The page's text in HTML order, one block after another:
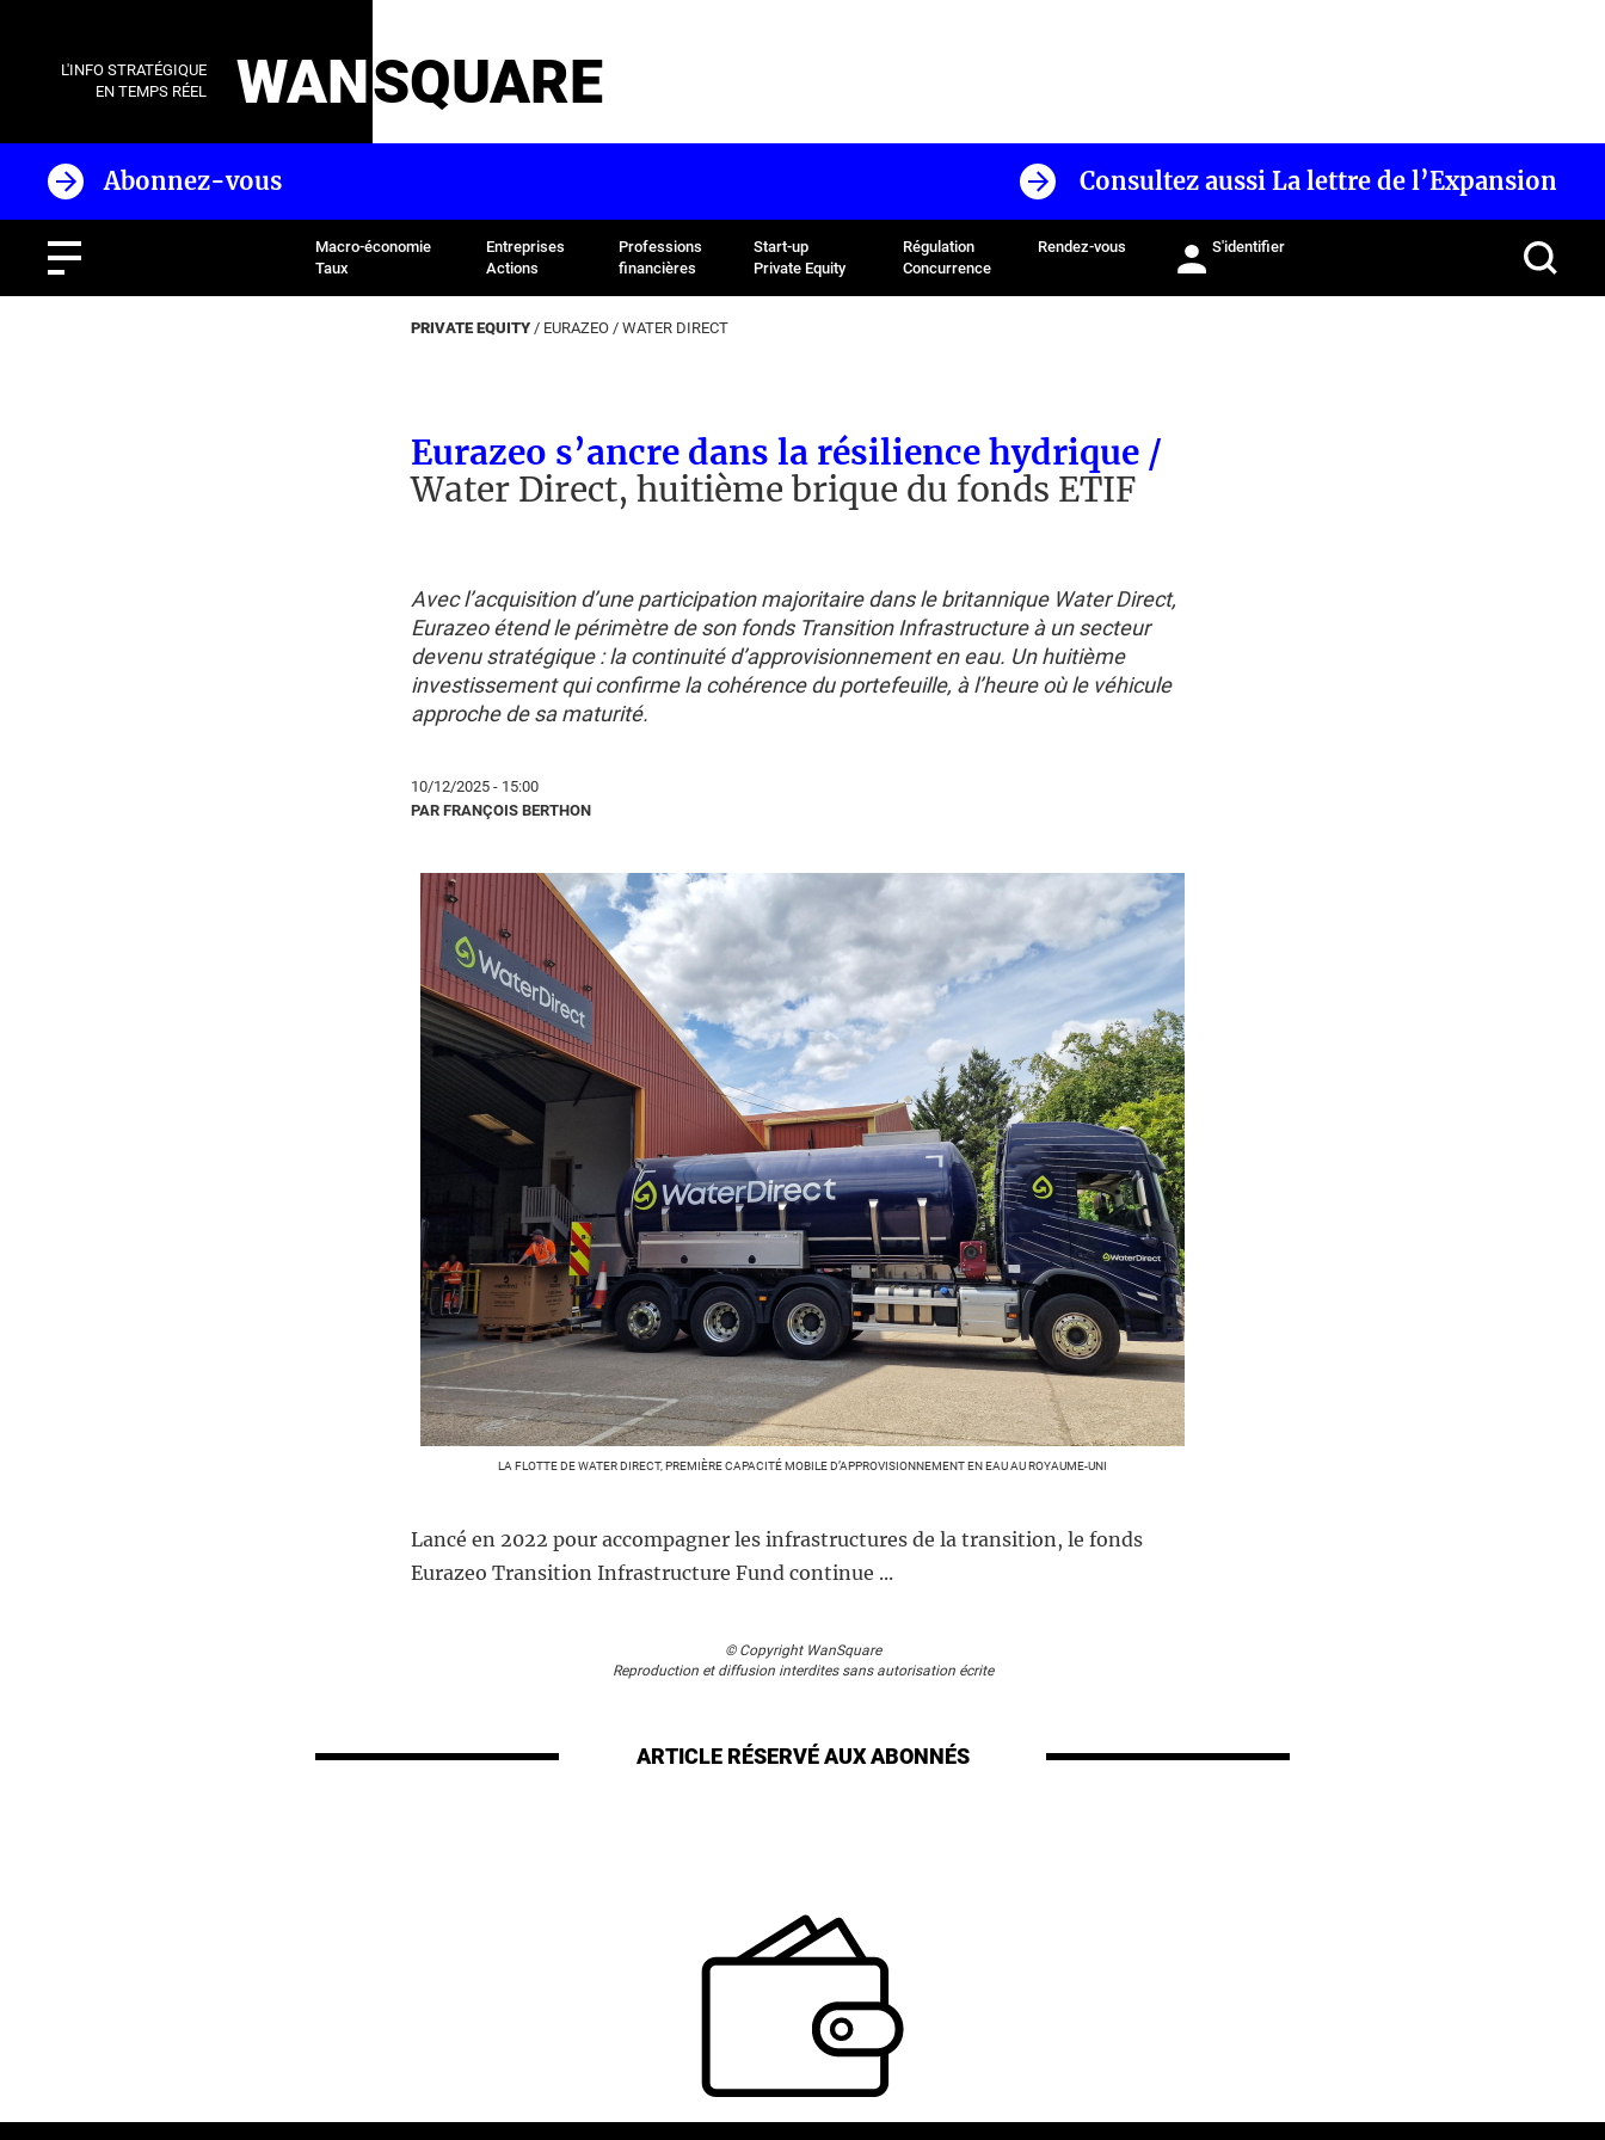
L'INFO STRATÉGIQUE
EN TEMPS RÉEL
WANSQUARE
Abonnez-vous Consultez aussi La lettre de l’Expansion
Macro-économie
Taux
Entreprises
Actions
Professions
financières
Start-up
Private Equity
Régulation
Concurrence
Rendez-vous S'identifier
PRIVATE EQUITY / EURAZEO / WATER DIRECT
Eurazeo s’ancre dans la résilience hydrique /
Water Direct, huitième brique du fonds ETIF
Avec l’acquisition d’une participation majoritaire dans le britannique Water Direct,
Eurazeo étend le périmètre de son fonds Transition Infrastructure à un secteur
devenu stratégique : la continuité d’approvisionnement en eau. Un huitième
investissement qui confirme la cohérence du portefeuille, à l’heure où le véhicule
approche de sa maturité.
10/12/2025 - 15:00
PAR FRANÇOIS BERTHON
LA FLOTTE DE WATER DIRECT, PREMIÈRE CAPACITÉ MOBILE D’APPROVISIONNEMENT EN EAU AU ROYAUME-UNI
Lancé en 2022 pour accompagner les infrastructures de la transition, le fonds
Eurazeo Transition Infrastructure Fund continue ...
© Copyright WanSquare
Reproduction et diffusion interdites sans autorisation écrite
ARTICLE RÉSERVÉAUX ABONNÉS